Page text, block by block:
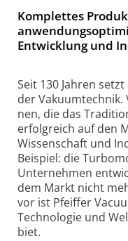
Komplettes
Entwicklung und
Seit 130 Jah­ren
der
nen, die das
er­folg­reich auf den
Wis­sen­schaft und
Bei­spiel: die
Unter­neh­men
dem Markt nicht
vor ist Pfeif­fer
Tech­nolo­gie und
biet.